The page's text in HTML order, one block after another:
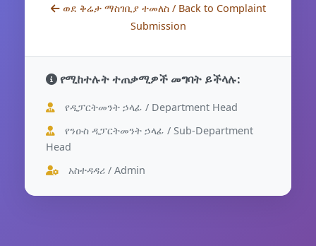
ወደ ቅሬታ ማስገቢያ ተመለስ / Back to Complaint
Submission
የሚከተሉት ተጠቃሚዎች መግባት ይችላሉ:
የዲፓርትመንት ኃላፊ / Department Head
የንዑስ ዲፓርትመንት ኃላፊ / Sub-Department
Head
አስተዳዳሪ / Admin